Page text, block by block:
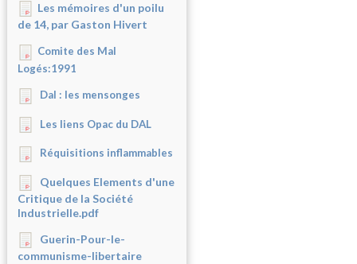
Les mémoires d'un poilu
de 14, par Gaston Hivert
Comite des Mal
Logés:1991
Dal : les mensonges
Les liens Opac du DAL
Réquisitions inflammables
Quelques Elements d'une
Critique de la Société
Industrielle.pdf
Guerin-Pour-le-
communisme-libertaire